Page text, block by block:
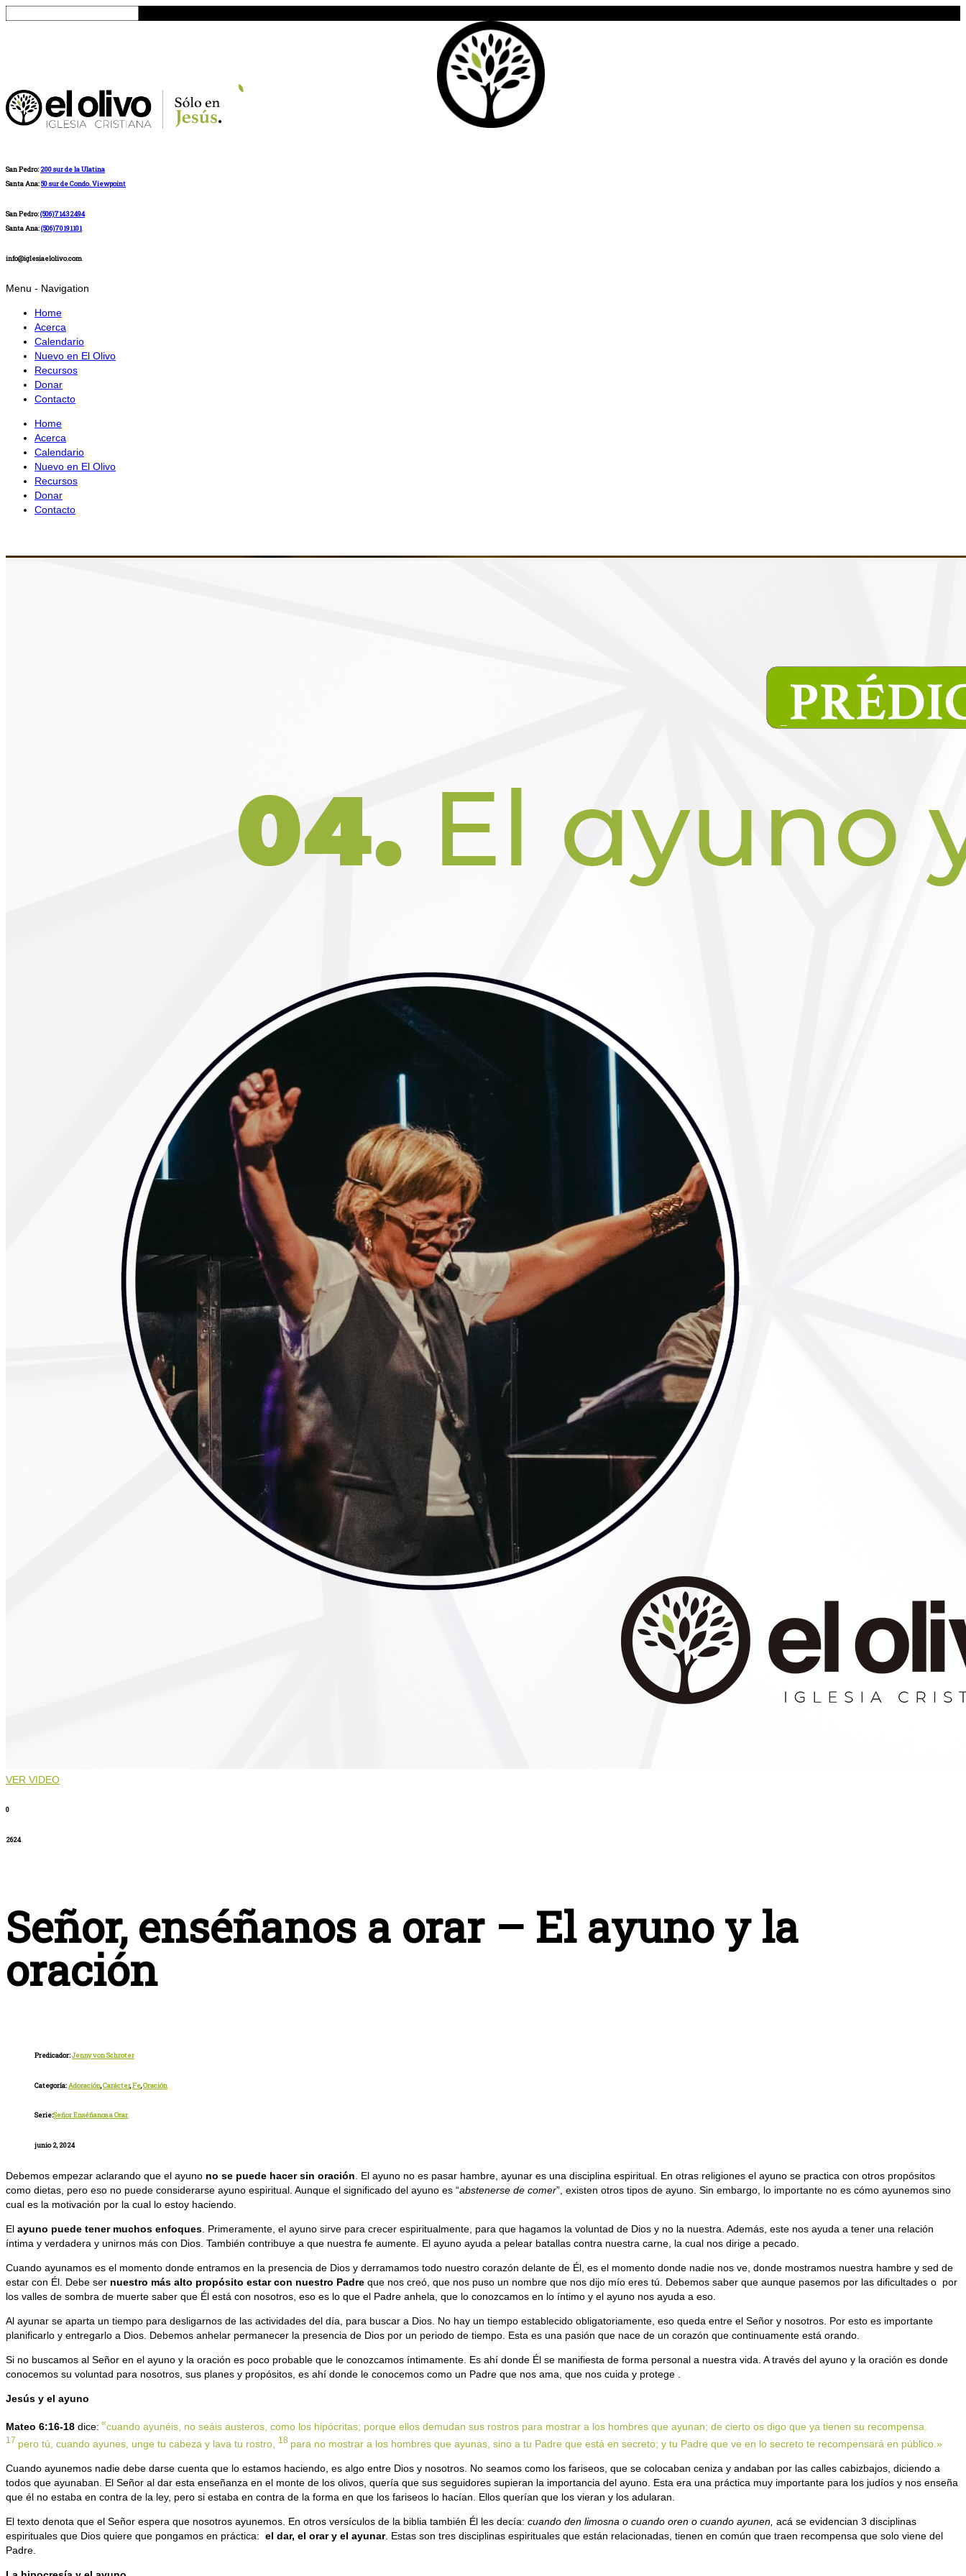
San Pedro: 200 sur de la Ulatina
Santa Ana:50 sur de Condo. Viewpoint
San Pedro:(506)71432494
Santa Ana:(506)70191101
info@iglesiaelolivo.com
Menu - Navigation
Home
Acerca
Calendario
Nuevo en El Olivo
Recursos
Donar
Contacto
Home
Acerca
Calendario
Nuevo en El Olivo
Recursos
Donar
Contacto
VER VIDEO
0
2624
Señor, enséñanos a orar – El ayuno y la
oración
Predicador:Jenny von Schroter
Categoría: Adoración,Carácter,Fe,Oración
Serie:Señor Enséñanos a Orar
junio 2, 2024
Debemos empezar aclarando que el ayuno no se puede hacer sin oración . El ayuno no es pasar hambre, ayunar es una disciplina espiritual. En otras religiones el ayuno se practica con otros propósitos
como dietas, pero eso no puede considerarse ayuno espiritual. Aunque el significado del ayuno es “abstenerse de comer”, existen otros tipos de ayuno. Sin embargo, lo importante no es cómo ayunemos sino
cual es la motivación por la cual lo estoy haciendo.
El ayuno puede tener muchos enfoques . Primeramente, el ayuno sirve para crecer espiritualmente, para que hagamos la voluntad de Dios y no la nuestra. Además, este nos ayuda a tener una relación
íntima y verdadera y unirnos más con Dios. También contribuye a que nuestra fe aumente. El ayuno ayuda a pelear batallas contra nuestra carne, la cual nos dirige a pecado.
Cuando ayunamos es el momento donde entramos en la presencia de Dios y derramamos todo nuestro corazón delante de Él, es el momento donde nadie nos ve, donde mostramos nuestra hambre y sed de
estar con Él. Debe ser nuestro más alto propósito estar con nuestro Padre que nos creó, que nos puso un nombre que nos dijo mío eres tú. Debemos saber que aunque pasemos por las dificultades o por
los valles de sombra de muerte saber que Él está con nosotros, eso es lo que el Padre anhela, que lo conozcamos en lo íntimo y el ayuno nos ayuda a eso.
Al ayunar se aparta un tiempo para desligarnos de las actividades del día, para buscar a Dios. No hay un tiempo establecido obligatoriamente, eso queda entre el Señor y nosotros. Por esto es importante
planificarlo y entregarlo a Dios. Debemos anhelar permanecer la presencia de Dios por un periodo de tiempo. Esta es una pasión que nace de un corazón que continuamente está orando.
Si no buscamos al Señor en el ayuno y la oración es poco probable que le conozcamos íntimamente. Es ahí donde Él se manifiesta de forma personal a nuestra vida. A través del ayuno y la oración es donde
conocemos su voluntad para nosotros, sus planes y propósitos, es ahí donde le conocemos como un Padre que nos ama, que nos cuida y protege .
Jesús y el ayuno
Mateo 6:16-18 dice: «cuando ayunéis, no seáis austeros, como los hipócritas; porque ellos demudan sus rostros para mostrar a los hombres que ayunan; de cierto os digo que ya tienen su recompensa.
17 pero tú, cuando ayunes, unge tu cabeza y lava tu rostro, 18 para no mostrar a los hombres que ayunas, sino a tu Padre que está en secreto; y tu Padre que ve en lo secreto te recompensará en público.»
Cuando ayunemos nadie debe darse cuenta que lo estamos haciendo, es algo entre Dios y nosotros. No seamos como los fariseos, que se colocaban ceniza y andaban por las calles cabizbajos, diciendo a
todos que ayunaban. El Señor al dar esta enseñanza en el monte de los olivos, quería que sus seguidores supieran la importancia del ayuno. Esta era una práctica muy importante para los judíos y nos enseña
que él no estaba en contra de la ley, pero si estaba en contra de la forma en que los fariseos lo hacían. Ellos querían que los vieran y los adularan.
El texto denota que el Señor espera que nosotros ayunemos. En otros versículos de la biblia también Él les decía: cuando den limosna o cuando oren o cuando ayunen, acá se evidencian 3 disciplinas
espirituales que Dios quiere que pongamos en práctica: el dar, el orar y el ayunar. Estas son tres disciplinas espirituales que están relacionadas, tienen en común que traen recompensa que solo viene del
Padre.